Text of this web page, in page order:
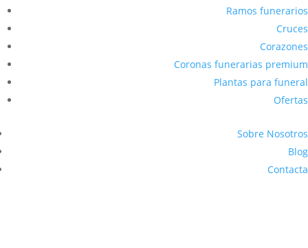
Ramos funerarios
Cruces
Corazones
Coronas funerarias premium
Plantas para funeral
Ofertas
Sobre Nosotros
Blog
Contacta